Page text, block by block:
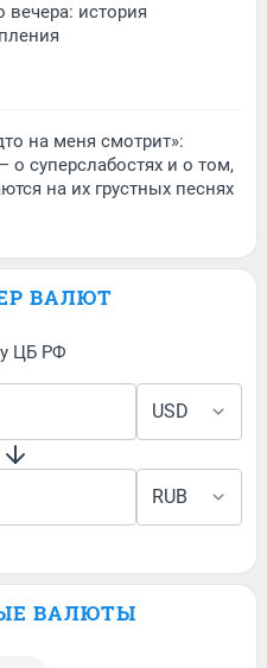
вечера: история
на меня смотрит»:
о суперслабостях и о том,
на их грустных песнях
ВАЛЮТ
ЦБ РФ
ВАЛЮТЫ